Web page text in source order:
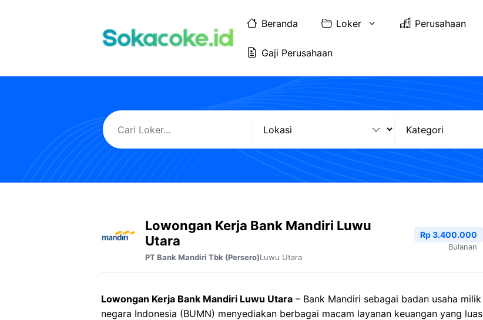
Beranda Loker Perusahaan
Gaji Perusahaan
Lowongan Kerja Bank Mandiri Luwu
Utara
PT Bank Mandiri Tbk (Persero)Luwu Utara
Rp 3.400.000
Bulanan
Lowongan Kerja Bank Mandiri Luwu Utara – Bank Mandiri sebagai badan usaha milik
negara Indonesia (BUMN) menyediakan berbagai macam layanan keuangan yang luas